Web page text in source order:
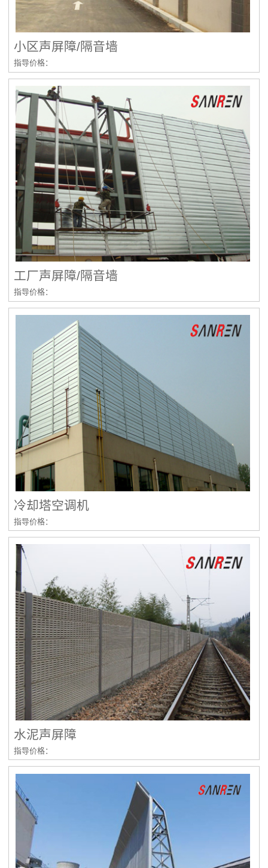
小区声屏障/隔音墙
指导价格：
工厂声屏障/隔音墙
指导价格：
冷却塔空调机
指导价格：
水泥声屏障
指导价格：